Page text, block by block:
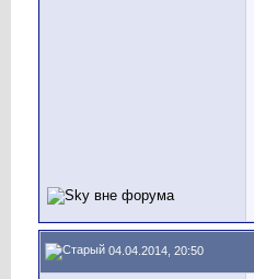
04.04.2014, 20:50